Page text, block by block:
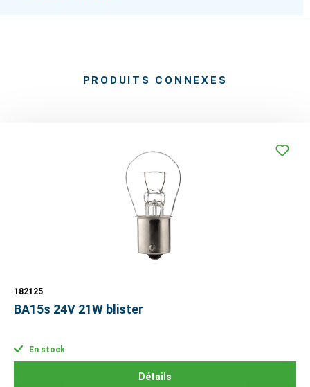
PRODUITS CONNEXES
182125
BA15s 24V 21W blister
En stock
Détails